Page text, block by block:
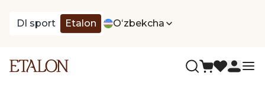
DI sport Etalon Oʻzbekcha